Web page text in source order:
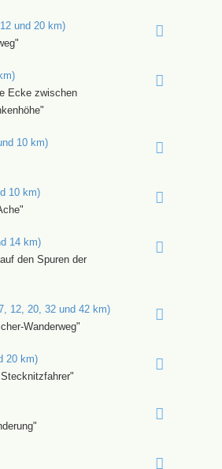
und 20 km)
Ecke zwischen
10 km)
10 km)
14 km)
den Spuren der
12, 20, 32 und 42 km)
Wanderweg"
20 km)